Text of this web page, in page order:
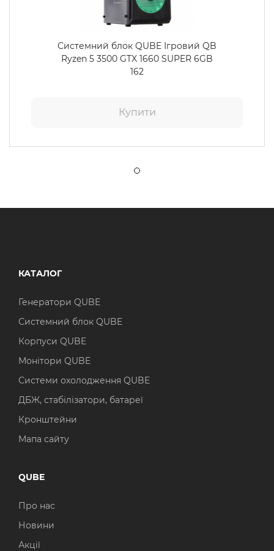
Системний блок QUBE Ігровий QB
Ryzen 5 3500 GTX 1660 SUPER 6GB
162
Купити
КАТАЛОГ
Генератори QUBE
Системний блок QUBE
Корпуси QUBE
Монітори QUBE
Системи охолодження QUBE
ДБЖ, стабілізатори, батареї
Кронштейни
Мапа сайту
QUBE
Про нас
Новини
Акції